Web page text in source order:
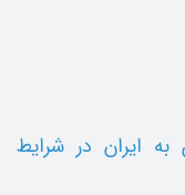
ایران در شرایط